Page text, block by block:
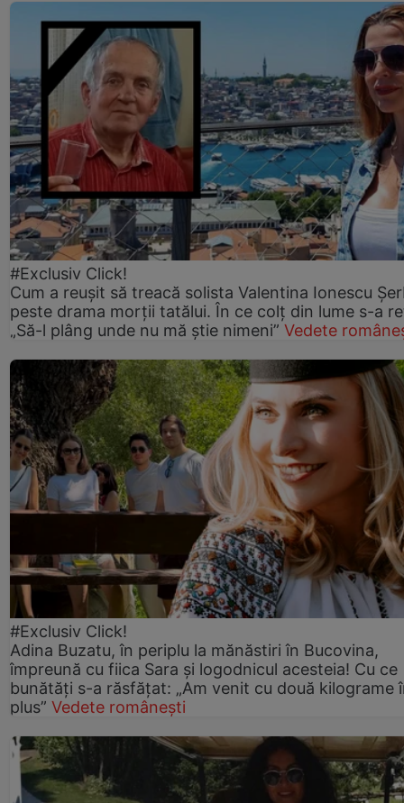
#Exclusiv Click!
Cum a reușit să treacă solista Valentina Ionescu
peste drama morții tatălui. În ce colț din lume s-a
„Să-l plâng unde nu mă știe nimeni” Vedete
#Exclusiv Click!
Adina Buzatu, în periplu la mănăstiri în Bucovina,
împreună cu fiica Sara și logodnicul acesteia! Cu ce
bunătăți s-a răsfățat: „Am venit cu două kilograme
plus” Vedete românești